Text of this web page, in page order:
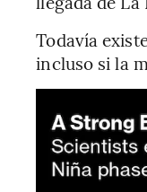
Todavía
incluso si la